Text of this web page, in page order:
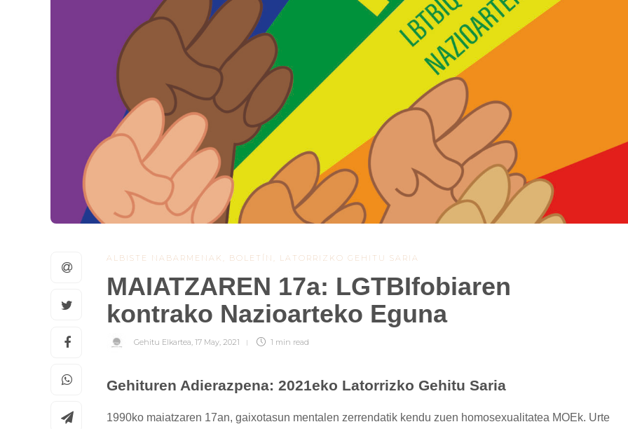
ALBISTE NABARMENAK BOLETÍN LATORRIZKO GEHITU SARIA
MAIATZAREN 17a: LGTBIfobiaren
kontrako Nazioarteko Eguna
Gehitu Elkartea, 17 May, 2021 1 min read
Gehituren Adierazpena: 2021eko Latorrizko Gehitu Saria
1990ko maiatzaren 17an, gaixotasun mentalen zerrendatik kendu zuen homosexualitatea MOEk. Urte